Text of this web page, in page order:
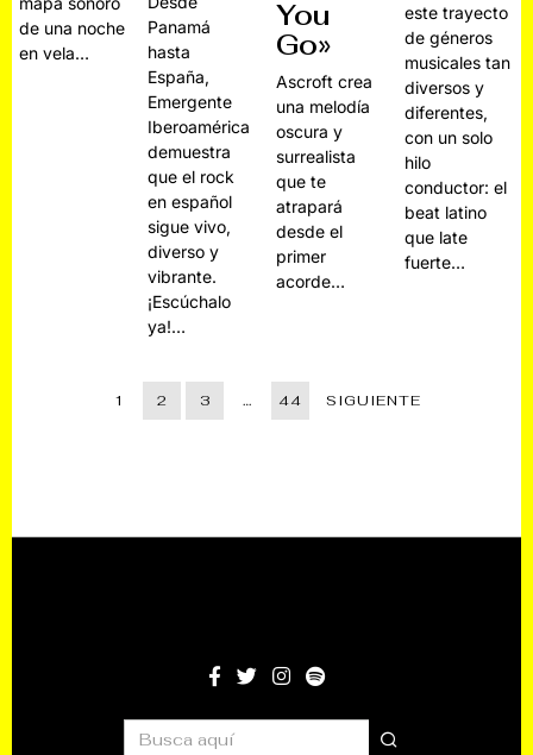
de una noche
en vela…
Panamá
hasta
España,
Emergente
Iberoamérica
demuestra
que el rock
en español
sigue vivo,
diverso y
vibrante.
¡Escúchalo
ya!…
You
Go»
Ascroft crea
una melodía
oscura y
surrealista
que te
atrapará
desde el
primer
acorde…
este trayecto
de géneros
musicales tan
diversos y
diferentes,
con un solo
hilo
conductor: el
beat latino
que late
fuerte…
1 2 3 … 44 SIGUIENTE